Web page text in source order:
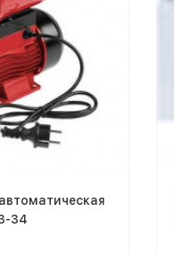
34